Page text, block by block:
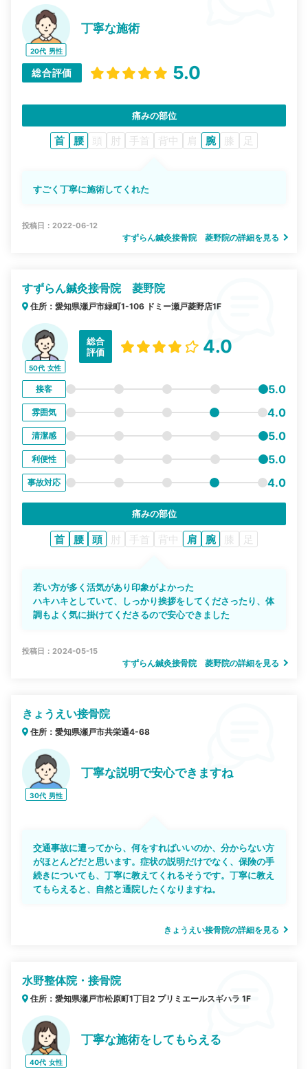
20代 男性
丁寧な施術
総合評価 5.0
痛みの部位
首 腰 頭 肘 手首 背中 肩 腕 膝 足
すごく丁寧に施術してくれた
投稿日：2022-06-12
すずらん鍼灸接骨院 菱野院の詳細を見る
すずらん鍼灸接骨院 菱野院
住所：愛知県瀬戸市緑町1-106 ドミー瀬戸菱野店1F
50代 女性
総合
評価
4.0
接客 5.0
雰囲気 4.0
清潔感 5.0
利便性 5.0
事故対応 4.0
痛みの部位
首 腰 頭 肘 手首 背中 肩 腕 膝 足
若い方が多く活気があり印象がよかった
ハキハキとしていて、しっかり挨拶をしてくださったり、体
調もよく気に掛けてくださるので安心できました
投稿日：2024-05-15
すずらん鍼灸接骨院 菱野院の詳細を見る
きょうえい接骨院
住所：愛知県瀬戸市共栄通4-68
30代 男性
丁寧な説明で安心できますね
交通事故に遭ってから、何をすればいいのか、分からない方
がほとんどだと思います。症状の説明だけでなく、保険の手
続きについても、丁寧に教えてくれるそうです。丁寧に教え
てもらえると、自然と通院したくなりますね。
きょうえい接骨院の詳細を見る
水野整体院・接骨院
住所：愛知県瀬戸市松原町1丁目2 プリミエールスギハラ 1F
40代 女性
丁寧な施術をしてもらえる